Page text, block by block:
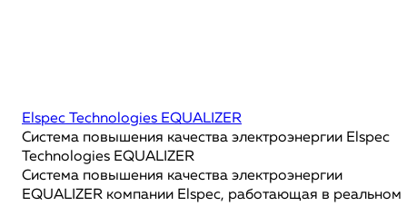
Elspec Technologies EQUALIZER
Система повышения качества электроэнергии Elspec
Technologies EQUALIZER
Система повышения качества электроэнергии
EQUALIZER компании Elspec, работающая в реальном